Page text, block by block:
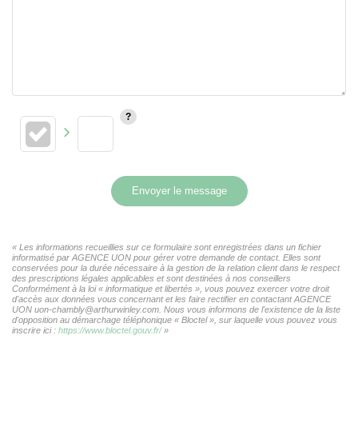
Envoyer le message
« Les informations recueillies sur ce formulaire sont enregistrées dans un fichier
informatisé par AGENCE UON pour gérer votre demande de contact. Elles sont
conservées pour la durée nécessaire à la gestion de la relation client dans le respect
des prescriptions légales applicables et sont destinées à nos conseillers
Conformément à la loi « informatique et libertés », vous pouvez exercer votre droit
d'accès aux données vous concernant et les faire rectifier en contactant AGENCE
UON uon-chambly@arthurwinley.com. Nous vous informons de l'existence de la liste
d'opposition au démarchage téléphonique « Bloctel », sur laquelle vous pouvez vous
inscrire ici : https://www.bloctel.gouv.fr/»